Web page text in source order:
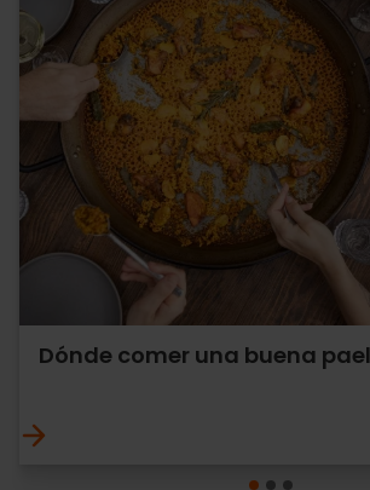
Dónde comer una buena